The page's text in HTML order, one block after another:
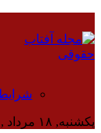
یکشنبه, ۱۸ مرداد , ۱۴۰۵